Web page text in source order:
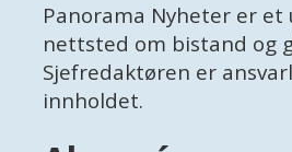
Panorama Nyheter er et
nettsted om bistand og
Sjefredaktøren er
innholdet.